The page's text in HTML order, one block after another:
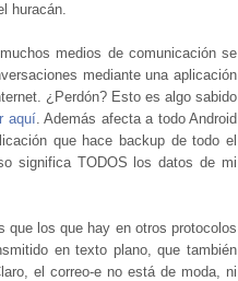
huracán.
medios de comunicación se
mediante una aplicación
¿Perdón? Esto es algo sabido
aquí. Además afecta a todo Android
que hace backup de todo el
significa TODOS los datos de mi
que los que hay en otros protocolos
en texto plano, que también
el correo-e no está de moda, ni